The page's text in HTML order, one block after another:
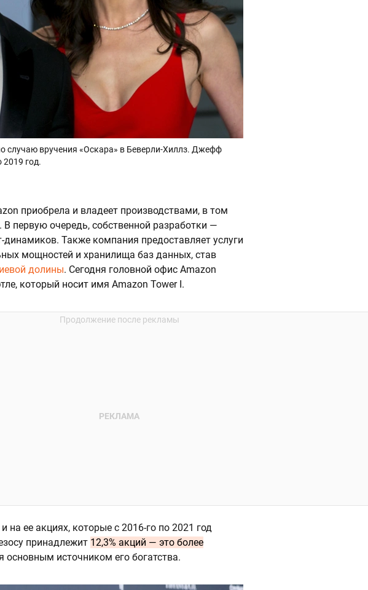
случаю вручения «Оскара» в Беверли-Хиллз. Джефф
2019 год.
приобрела и владеет производствами, в том
первую очередь, собственной разработки —
динамиков. Также компания предоставляет услуги
мощностей и хранилища баз данных, став
долины. Сегодня головной офис Amazon
который носит имя Amazon Tower I.
ее акциях, которые с 2016-го по 2021 год
принадлежит 12,3% акций — это более
основным источником его богатства.